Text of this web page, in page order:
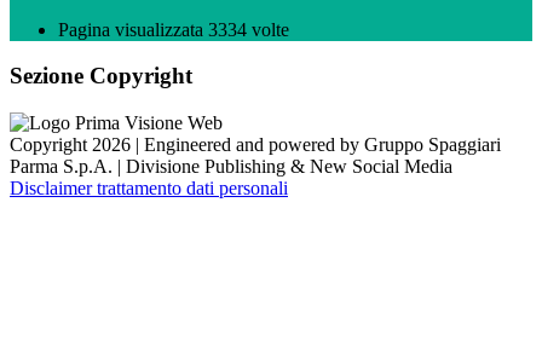
Pagina visualizzata 3334 volte
Sezione Copyright
Copyright 2026 | Engineered and powered by Gruppo Spaggiari
Parma S.p.A. | Divisione Publishing & New Social Media
Disclaimer trattamento dati personali